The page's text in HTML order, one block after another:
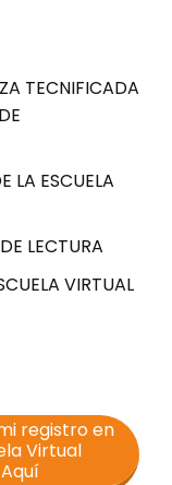
TECNIFICADA
LA ESCUELA
LECTURA
VIRTUAL
registro en
Virtual